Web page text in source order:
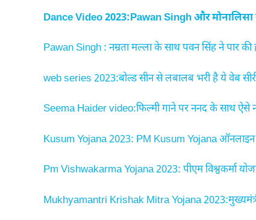
Dance Video 2023:Pawan Singh और
Pawan Singh : नम्रता मल्ला के साथ पवन सिंह ने पार की
web series 2023:बोल्ड सीन से लबालब भरी है ये वेब
Seema Haider video:फिल्मी गाने पर ननद के साथ ऐसे
Kusum Yojana 2023: PM Kusum Yojana ऑनलाइन
Pm Vishwakarma Yojana 2023: पीएम विश्वकर्मा
Mukhyamantri Krishak Mitra Yojana 2023:मुख्यमंत्री